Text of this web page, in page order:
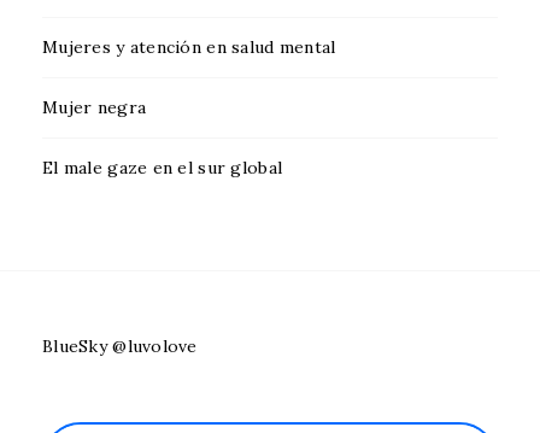
Mujeres y atención en salud mental
Mujer negra
El male gaze en el sur global
BlueSky @luvolove